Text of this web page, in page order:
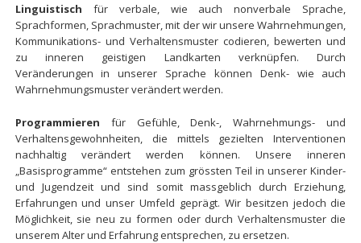
Linguistisch für verbale, wie auch nonverbale Sprache,
Sprachformen, Sprachmuster, mit der wir unsere Wahrnehmungen,
Kommunikations- und Verhaltensmuster codieren, bewerten und
zu inneren geistigen Landkarten verknüpfen. Durch
Veränderungen in unserer Sprache können Denk- wie auch
Wahrnehmungsmuster verändert werden.
Programmieren für Gefühle, Denk-, Wahrnehmungs- und
Verhaltensgewohnheiten, die mittels gezielten Interventionen
nachhaltig verändert werden können. Unsere inneren
„Basisprogramme“ entstehen zum grössten Teil in unserer Kinder-
und Jugendzeit und sind somit massgeblich durch Erziehung,
Erfahrungen und unser Umfeld geprägt. Wir besitzen jedoch die
Möglichkeit, sie neu zu formen oder durch Verhaltensmuster die
unserem Alter und Erfahrung entsprechen, zu ersetzen.